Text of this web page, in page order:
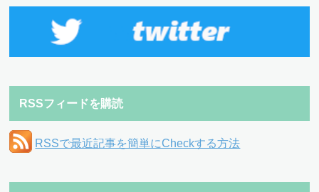
RSSフィードを購読
RSSで最近記事を簡単にCheckする方法